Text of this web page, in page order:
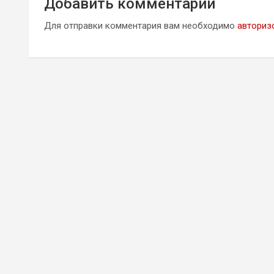
Добавить комментарий
Для отправки комментария вам необходимо